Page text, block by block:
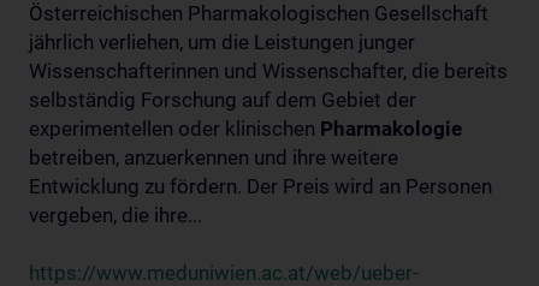
Österreichischen Pharmakologischen Gesellschaft
jährlich verliehen, um die Leistungen junger
Wissenschafterinnen und Wissenschafter, die bereits
selbständig Forschung auf dem Gebiet der
experimentellen oder klinischen Pharmakologie
betreiben, anzuerkennen und ihre weitere
Entwicklung zu fördern. Der Preis wird an Personen
vergeben, die ihre...
https://www.meduniwien.ac.at/web/ueber-